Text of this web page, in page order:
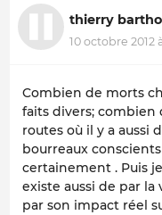
thierry
10 octobre 2012
Combien de morts
faits divers; combien
routes où il y a aussi
bourreaux
certainement . Puis
existe aussi de par
par son impact réel